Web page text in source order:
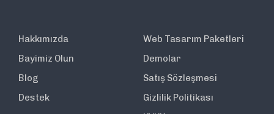
Hakkımızda
Bayimiz Olun
Blog
Destek
Web Tasarım Paketleri
Demolar
Satış Sözleşmesi
Gizlilik Politikası